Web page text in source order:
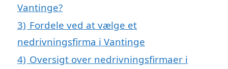
Vantinge?
3) Fordele ved at vælge et
nedrivningsfirma i Vantinge
4) Oversigt over nedrivningsfirmaer i